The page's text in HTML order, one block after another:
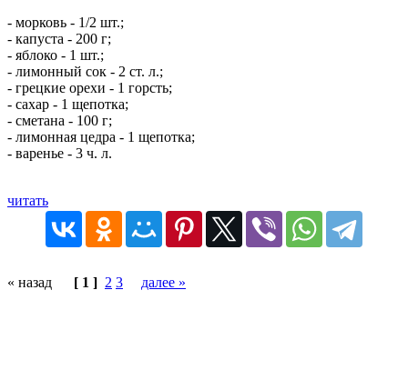
- морковь - 1/2 шт.;
- капуста - 200 г;
- яблоко - 1 шт.;
- лимонный сок - 2 ст. л.;
- грецкие орехи - 1 горсть;
- сахар - 1 щепотка;
- сметана - 100 г;
- лимонная цедра - 1 щепотка;
- варенье - 3 ч. л.
читать
« назад [ 1 ] 2 3 далее »